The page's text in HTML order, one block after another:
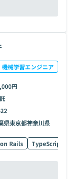
機械学習エンジニア
円
県東京都神奈川県
Rails TypeScript